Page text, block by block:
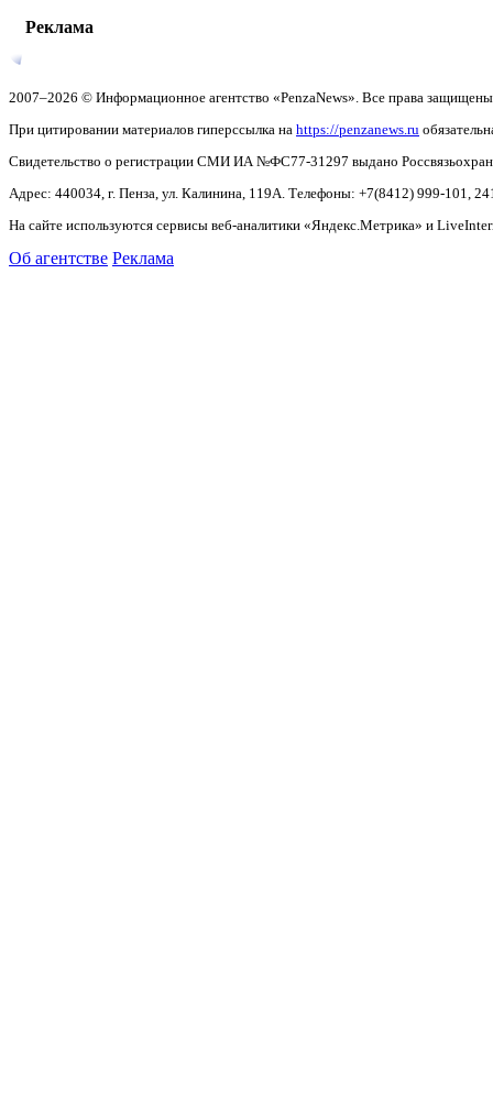
Реклама
2007–2026 © Информационное агентство «PenzaNews». Все права
При цитировании материалов гиперссылка на https://penzanews.ru
Свидетельство о регистрации СМИ ИА №ФС77-31297 выдано
Адрес: 440034, г. Пенза, ул. Калинина, 119А. Телефоны: +7(8412) 999-101,
На сайте используются сервисы веб-аналитики «Яндекс.Метрика» и
Об агентстве Реклама